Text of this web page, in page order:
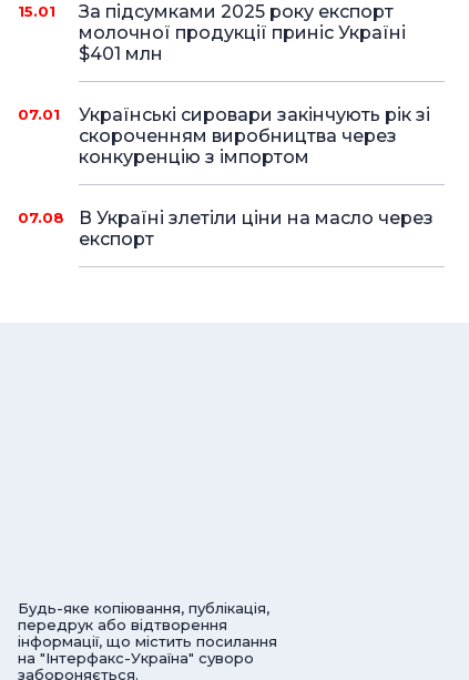
15.01
За підсумками 2025 року експорт
молочної продукції приніс Україні
$401 млн
07.01
Українські сировари закінчують рік зі
скороченням виробництва через
конкуренцію з імпортом
07.08
В Україні злетіли ціни на масло через
експорт
Будь-яке копіювання, публікація,
передрук або відтворення
інформації, що містить посилання
на "Інтерфакс-Україна" суворо
забороняється.